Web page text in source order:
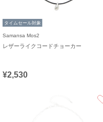
タイムセール対象
Samansa Mos2
レザーライクコードチョーカー
¥2,530